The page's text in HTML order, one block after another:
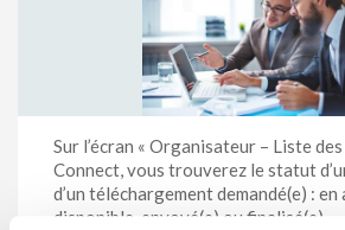
Sur l’écran « Organisateur – Liste
Connect, vous trouverez le statut
d’un téléchargement demandé(e) :
disponible, envoyé(e) ou finalisé(e).